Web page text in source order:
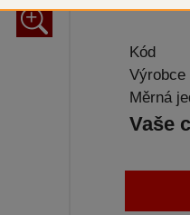
+
Kód
Výrobce
Měrná
Vaše